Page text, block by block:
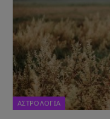
ΑΣΤΡΟΛΟΓΙΑ